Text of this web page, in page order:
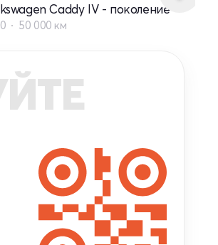
Caddy IV - поколение
50 000 км